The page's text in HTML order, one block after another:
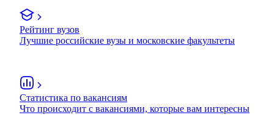
Рейтинг вузов
Лучшие российские вузы и московские факультеты
Статистика по вакансиям
Что происходит с вакансиями, которые вам интересны